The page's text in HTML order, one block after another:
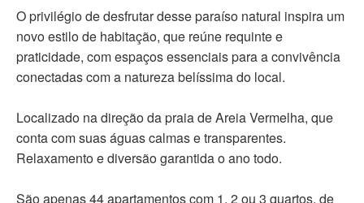
O privilégio de desfrutar desse paraíso natural inspira um
novo estilo de habitação, que reúne requinte e
praticidade, com espaços essenciais para a convivência
conectadas com a natureza belíssima do local.
Localizado na direção da praia de Areia Vermelha, que
conta com suas águas calmas e transparentes.
Relaxamento e diversão garantida o ano todo.
São apenas 44 apartamentos com 1, 2 ou 3 quartos, de